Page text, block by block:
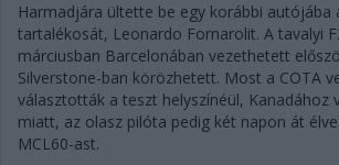
Harmadjára ültette be egy korábbi autójába
tartalékosát, Leonardo Fornarolit. A tavalyi
márciusban Barcelonában vezethetett
Silverstone-ban körözhetett. Most a COTA
választották a teszt helyszínéül, Kanadához
miatt, az olasz pilóta pedig két napon át
MCL60-ast.